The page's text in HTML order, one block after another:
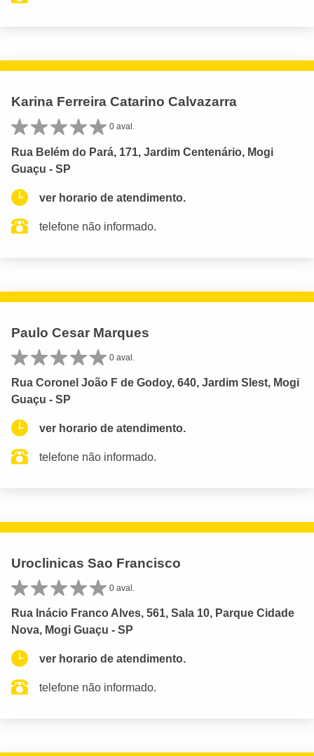
Karina Ferreira Catarino Calvazarra
0 aval.
Rua Belém do Pará, 171, Jardim Centenário, Mogi
Guaçu - SP
ver horario de atendimento.
telefone não informado.
Paulo Cesar Marques
0 aval.
Rua Coronel João F de Godoy, 640, Jardim Slest, Mogi
Guaçu - SP
ver horario de atendimento.
telefone não informado.
Uroclinicas Sao Francisco
0 aval.
Rua Inácio Franco Alves, 561, Sala 10, Parque Cidade
Nova, Mogi Guaçu - SP
ver horario de atendimento.
telefone não informado.